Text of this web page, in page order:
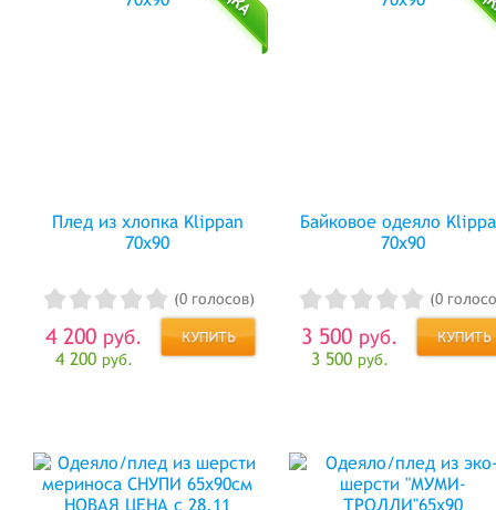
Плед из хлопка Klippan
70х90
(0 голосов)
4 200 руб.
4 200 руб.
Байковое одеяло
70x90
(0
3 500 руб.
3 500 руб.